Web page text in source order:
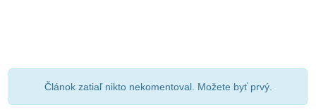
Článok zatiaľ nikto nekomentoval. Možete byť prvý.